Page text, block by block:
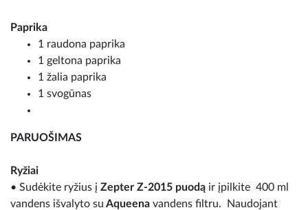
Paprika
1 raudona paprika
1 geltona paprika
1 žalia paprika
1 svogūnas
PARUOŠIMAS
Ryžiai
• Sudėkite ryžius į Zepter Z-2015 puodą ir įpilkite 400 ml
vandens išvalyto su Aqueena vandens filtru. Naudojant